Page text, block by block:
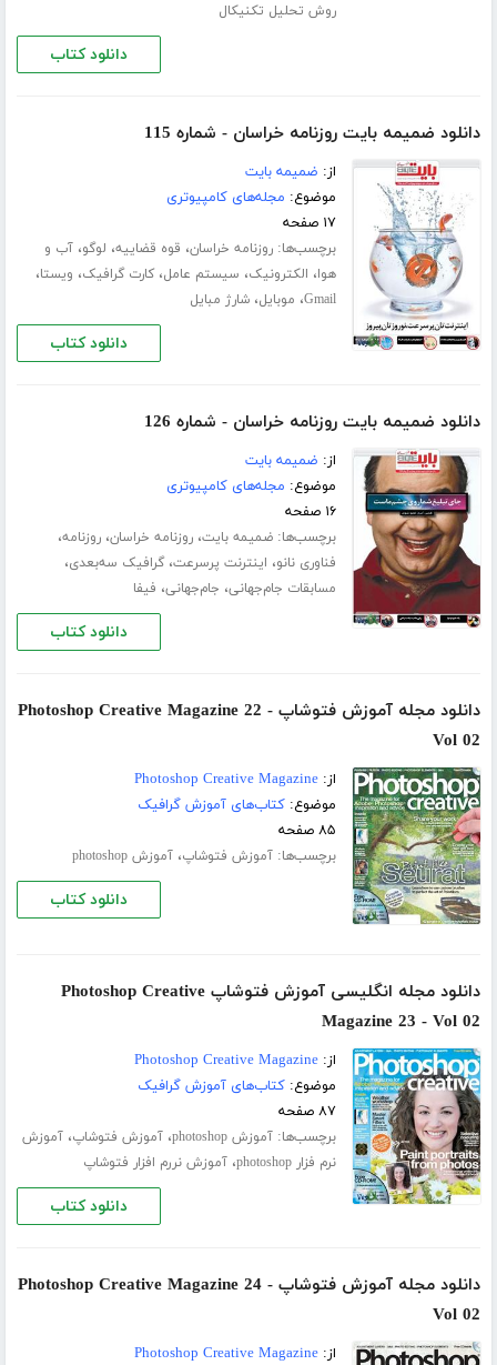
روش تحلیل تکنیکال
دانلود کتاب
دانلود ضمیمه بایت روزنامه خراسان - شماره 115
از: ضمیمه بایت
موضوع: مجله‌های کامپیوتری
۱۷ صفحه
برچسب‌ها:روزنامه خراسان، قوه قضاییه، لوگو،آب و
هوا، الکترونیک، سیستم عامل،کارت گرافیک، ویستا،
Gmail، موبایل،شارژ مبایل
دانلود کتاب
دانلود ضمیمه بایت روزنامه خراسان - شماره 126
از: ضمیمه بایت
موضوع: مجله‌های کامپیوتری
۱۶ صفحه
برچسب‌ها:ضمیمه بایت،روزنامه خراسان،روزنامه،
فناوری نانو، اینترنت پرسرعت،گرافیک سه‌بعدی،
مسابقات جام‌جهانی، جام‌جهانی، فیفا
دانلود کتاب
دانلود مجله آموزش فتوشاپ Photoshop Creative Magazine 22 -
Vol 02
از:Photoshop Creative Magazine
موضوع:کتاب‌های آموزش گرافیک
۸۵ صفحه
برچسب‌ها:آموزش فتوشاپ،آموزش photoshop
دانلود کتاب
دانلود مجله انگلیسی آموزش فتوشاپ Photoshop Creative
Magazine 23 - Vol 02
از:Photoshop Creative Magazine
موضوع:کتاب‌های آموزش گرافیک
۸۷ صفحه
برچسب‌ها:آموزش photoshop ،آموزش فتوشاپ،آموزش
نرم فزار photoshop
،آموزش نررم افزار فتوشاپ
دانلود کتاب
دانلود مجله آموزش فتوشاپ Photoshop Creative Magazine 24 -
Vol 02
از:Photoshop Creative Magazine